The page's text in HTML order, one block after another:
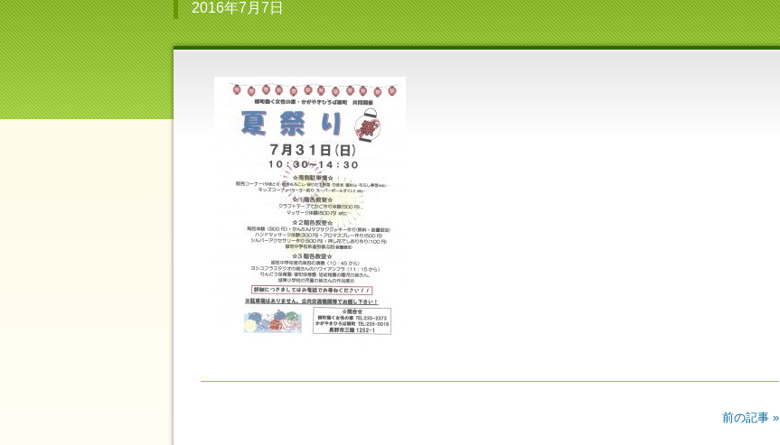
2016年7月7日
前の記事 »